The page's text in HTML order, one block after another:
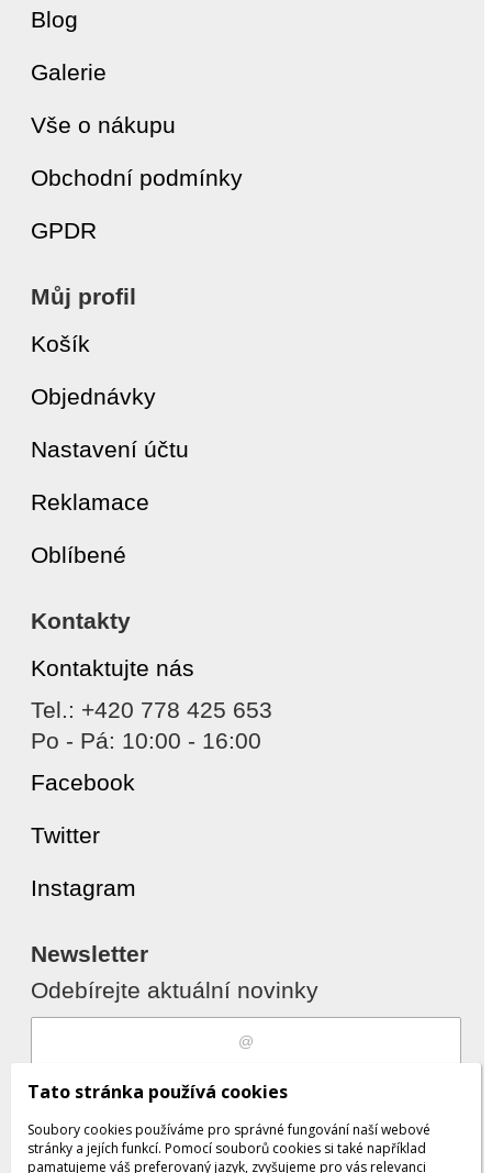
Blog
Galerie
Vše o nákupu
Obchodní podmínky
GPDR
Můj profil
Košík
Objednávky
Nastavení účtu
Reklamace
Oblíbené
Kontakty
Kontaktujte nás
Tel.: +420 778 425 653
Po - Pá: 10:00 - 16:00
Facebook
Twitter
Instagram
Newsletter
Odebírejte aktuální novinky
Souhlasím szpracováním osobních
údajů
Tato stránka používá cookies
Soubory cookies používáme pro správné fungování naší webové
stránky a jejích funkcí. Pomocí souborů cookies si také například
pamatujeme váš preferovaný jazyk, zvyšujeme pro vás relevanci